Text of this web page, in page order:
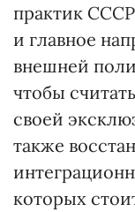
практик
и главное
внешней
чтобы
своей
также
которых